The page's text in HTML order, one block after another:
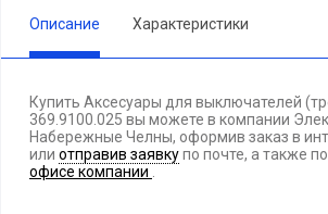
Описание Характеристики
Купить Аксесуары для выключателей
369.9100.025 вы можете в компании
Набережные Челны, оформив заказ в
или отправив заявкупо почте, а также
офисе компании